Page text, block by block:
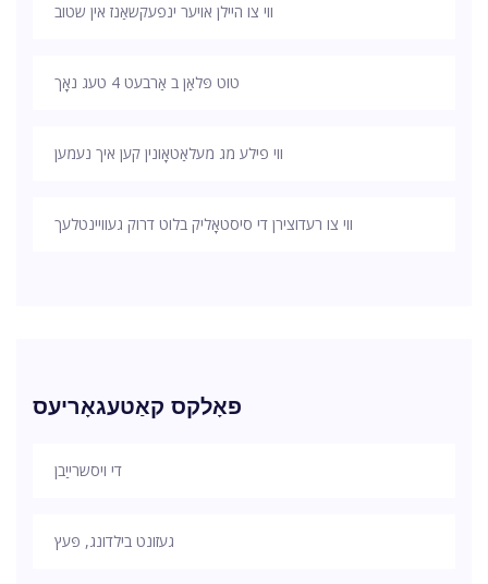
ווי צו היילן אויער ינפעקשאַנז אין שטוב
טוט פּלאַן ב אַרבעט 4 טעג נאָך
ווי פילע מג מעלאַטאָונין קען איך נעמען
ווי צו רעדוצירן די סיסטאָליק בלוט דרוק געוויינטלעך
פאָלקס קאַטעגאָריעס
די ויסשרייַבן
געזונט בילדונג, פּעץ